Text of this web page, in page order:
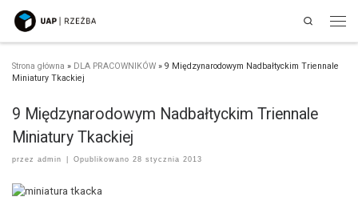
Przejdź do treści
Search
Strona główna » DLA PRACOWNIKÓW » 9 Międzynarodowym Nadbałtyckim Triennale
Miniatury Tkackiej
9 Międzynarodowym Nadbałtyckim Triennale
Miniatury Tkackiej
przez admin Opublikowano 28 stycznia 2013